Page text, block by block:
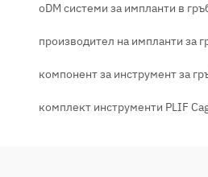
oDM системи за импланти в
производител на импланти за
компонент за инструмент за
комплект инструменти PLIF